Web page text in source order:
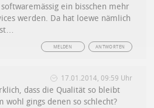
ein bisschen mehr
werden. Da hat loewe nämlich
ANTWORTEN
MELDEN
17.01.2014, 09:59 Uhr
dass die Qualität so bleibt
wohl gings denen so schlecht?